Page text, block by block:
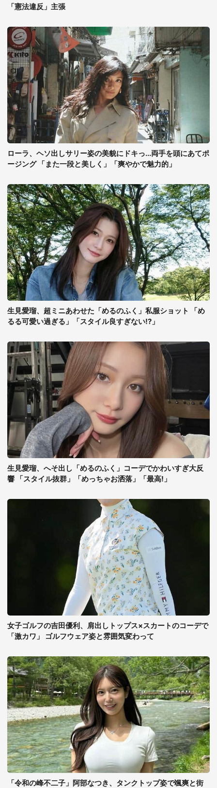
「憲法違反」主張
ローラ、ヘソ出しサリー姿の美貌にドキっ...両手を頭にあてポ
ージング 「また一段と美しく」「爽やかで魅力的」
生見愛瑠、超ミニあわせた「めるのふく」私服ショット 「め
るる可愛い過ぎる」「スタイル良すぎない!?」
生見愛瑠、へそ出し「めるのふく」コーデでかわいすぎ大反
響 「スタイル抜群」「めっちゃお洒落」「最高!」
女子ゴルフの吉田優利、肩出しトップス×スカートのコーデで
「激カワ」 ゴルフウェア姿と雰囲気変わって
「令和の峰不二子」阿部なつき、タンクトップ姿で颯爽と街